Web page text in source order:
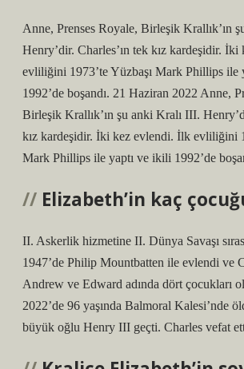
Anne, Prenses Royale, Birleşik Krallık’ın
Henry’dir. Charles’ın tek kız kardeşidir.
evliliğini 1973’te Yüzbaşı Mark Phillips ile
1992’de boşandı. 21 Haziran 2022 Anne,
Birleşik Krallık’ın şu anki Kralı III.
kız kardeşidir. İki kez evlendi. İlk evliliğini
Mark Phillips ile yaptı ve ikili 1992’de
Elizabeth’in kaç
II. Askerlik hizmetine II. Dünya Savaşı
1947’de Philip Mountbatten ile evlendi ve
Andrew ve Edward adında dört çocukları
2022’de 96 yaşında Balmoral Kalesi’nde
büyük oğlu Henry III geçti. Charles vefat